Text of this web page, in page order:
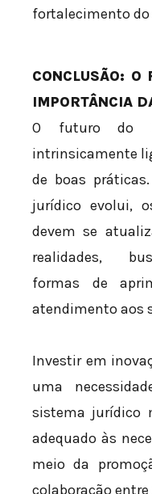
fortalecimento
CONCLUSÃO: O
IMPORTÂNCIA
O futuro do
intrinsicamente
de boas
jurídico evolui,
devem se
realidades,
formas de
atendimento aos
Investir em
uma
sistema jurídico
adequado às
meio da
colaboração